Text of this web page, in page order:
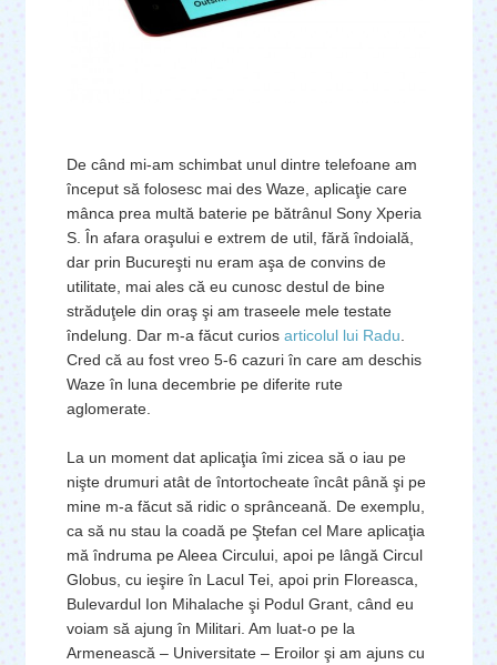
De când mi-am schimbat unul dintre telefoane am
început să folosesc mai des Waze, aplicaţie care
mânca prea multă baterie pe bătrânul Sony Xperia
S. În afara oraşului e extrem de util, fără îndoială,
dar prin Bucureşti nu eram aşa de convins de
utilitate, mai ales că eu cunosc destul de bine
străduţele din oraş şi am traseele mele testate
îndelung. Dar m-a făcut curios articolul lui Radu
Cred că au fost vreo 5-6 cazuri în care am deschis
Waze în luna decembrie pe diferite rute
aglomerate.
La un moment dat aplicaţia îmi zicea să o iau pe
nişte drumuri atât de întortocheate încât până şi pe
mine m-a făcut să ridic o sprânceană. De exemplu,
ca să nu stau la coadă pe Ştefan cel Mare aplicaţia
mă îndruma pe Aleea Circului, apoi pe lângă Circul
Globus, cu ieşire în Lacul Tei, apoi prin Floreasca,
Bulevardul Ion Mihalache şi Podul Grant, când eu
voiam să ajung în Militari. Am luat-o pe la
Armenească – Universitate – Eroilor şi am ajuns cu